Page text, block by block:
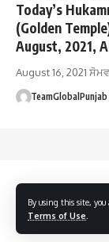
By using this site,
Terms of Use
Today’s
(Golden
August, 2021,
August 16, 2021
TeamGlobalPunjab